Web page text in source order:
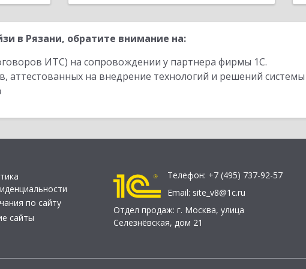
в Рязани, обратите внимание на:
ИТС) на сопровождении у партнера фирмы 1С.
аттестованных на внедрение технологий и решений
по сайту
сайты
Телефон: +7 (495) 737-92-57
Email: site_v8@1c.ru
Отдел продаж: г. Москва, улица
Селезнёвская, дом 21